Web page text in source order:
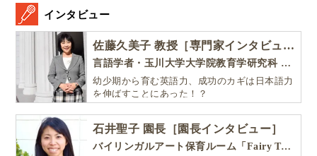
インタビュー
佐藤久美子 教授［専門家インタビュー］
言語学者・玉川大学大学院教育学研究科 教授・NHK「えいごであそぼ」総合指導
幼少期から育む英語力、成功のカギは日本語力
を伸ばすことにあった！？
石井聖子 園長［園長インタビュー］
バイリンガルアート保育ルーム「Fairy Tale（フェアリーテイル）」